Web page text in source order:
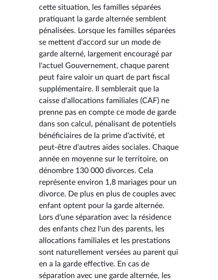
cette situation, les familles séparées
pratiquant la garde alternée semblent
pénalisées. Lorsque les familles séparées
se mettent d'accord sur un mode de
garde alterné, largement encouragé par
l'actuel Gouvernement, chaque parent
peut faire valoir un quart de part fiscal
supplémentaire. Il semblerait que la
caisse d'allocations familiales (CAF) ne
prenne pas en compte ce mode de garde
dans son calcul, pénalisant de potentiels
bénéficiaires de la prime d'activité, et
peut-être d'autres aides sociales. Chaque
année en moyenne sur le territoire, on
dénombre 130 000 divorces. Cela
représente environ 1,8 mariages pour un
divorce. De plus en plus de couples avec
enfant optent pour la garde alternée.
Lors d'une séparation avec la résidence
des enfants chez l'un des parents, les
allocations familiales et les prestations
sont naturellement versées au parent qui
en a la garde effective. En cas de
séparation avec une garde alternée, les